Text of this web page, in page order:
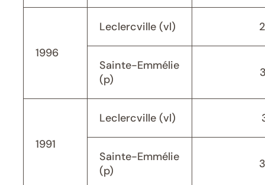
1996
Leclercville (vl)
Sainte-Emmélie
(p)
1991
Leclercville (vl)
Sainte-Emmélie
(p)